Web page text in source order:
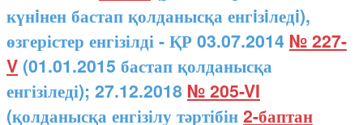
күнiнен бастап қолданысқа енгiзiледi),
өзгерістер енгізілді - ҚР 03.07.2014 № 227-
V (01.01.2015 бастап қолданысқа
енгізіледі); 27.12.2018 № 205-VI
(қолданысқа енгізілу тәртібін2-баптан